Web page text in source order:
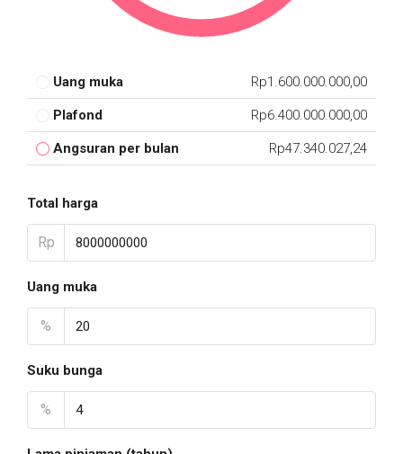
Uang muka Rp1.600.000.000,00
Plafond Rp6.400.000.000,00
Angsuran per bulan Rp47.340.027,24
Total harga
Rp
Uang muka
%
Suku bunga
%